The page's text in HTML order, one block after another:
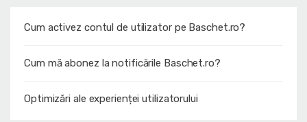
Cum activez contul de utilizator pe Baschet.ro?
Cum mă abonez la notificările Baschet.ro?
Optimizări ale experienței utilizatorului